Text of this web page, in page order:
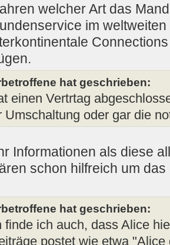
welcher Art das
im
hat geschrieben:
einen Vertrtag
Umschaltung oder gar die
Informationen als diese
schon hilfreich um
hat geschrieben:
finde ich auch, dass Alice
postet wie etwa